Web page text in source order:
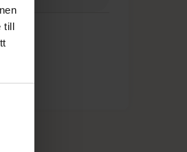
till